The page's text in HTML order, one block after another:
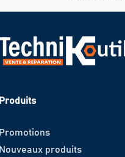
Produits
Promotions
Nouveaux produits